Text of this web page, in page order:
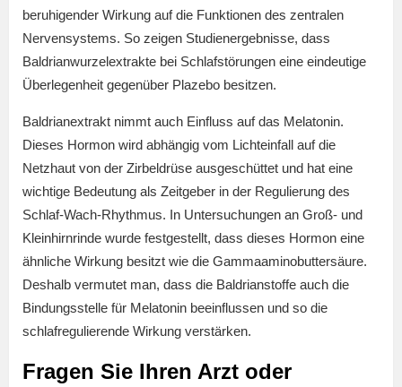
beruhigender Wirkung auf die Funktionen des zentralen
Nervensystems. So zeigen Studienergebnisse, dass
Baldrianwurzelextrakte bei Schlafstörungen eine eindeutige
Überlegenheit gegenüber Plazebo besitzen.
Baldrianextrakt nimmt auch Einfluss auf das Melatonin.
Dieses Hormon wird abhängig vom Lichteinfall auf die
Netzhaut von der Zirbeldrüse ausgeschüttet und hat eine
wichtige Bedeutung als Zeitgeber in der Regulierung des
Schlaf-Wach-Rhythmus. In Untersuchungen an Groß- und
Kleinhirnrinde wurde festgestellt, dass dieses Hormon eine
ähnliche Wirkung besitzt wie die Gammaaminobuttersäure.
Deshalb vermutet man, dass die Baldrianstoffe auch die
Bindungsstelle für Melatonin beeinflussen und so die
schlafregulierende Wirkung verstärken.
Fragen Sie Ihren Arzt oder